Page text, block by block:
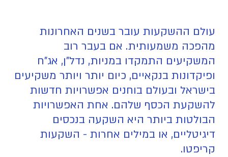
עולם ההשקעות עובר בשנים האחרונות
מהפכה משמעותית. אם בעבר רוב
המשקיעים התמקדו במניות, נדל"ן, אג"ח
ופיקדונות בנקאיים, כיום יותר ויותר משקיעים
בישראל ובעולם בוחנים אפשרויות חדשות
להשקעת הכסף שלהם. אחת האפשרויות
הבולטות ביותר היא השקעה בנכסים
דיגיטליים, או במילים אחרות - השקעות
קריפטו.